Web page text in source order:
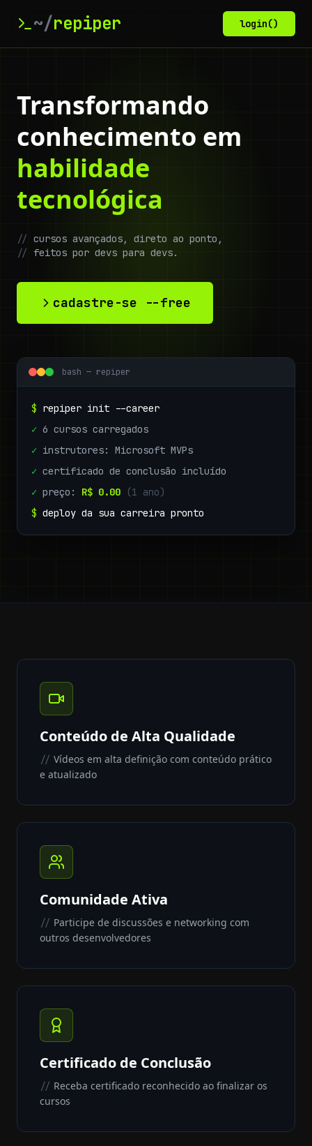
~/repiper login()
Transformando
conhecimento em
habilidade
tecnológica
// cursos avançados, direto ao ponto,
//
feitos por devs para devs.
cadastre-se --free
bash — repiper
$ repiper init --career
✓ 6 cursos carregados
✓ instrutores: Microsoft MVPs
✓ certificado de conclusão incluído
✓ preço: R$ 0.00
(1 ano)
$ deploy da sua carreira pronto
Conteúdo de Alta Qualidade
// Vídeos em alta definição com conteúdo prático
e atualizado
Comunidade Ativa
// Participe de discussões e networking com
outros desenvolvedores
Certificado de Conclusão
// Receba certificado reconhecido ao finalizar os
cursos